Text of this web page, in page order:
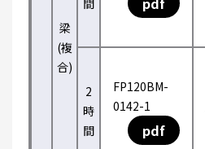
梁
(複
合)
間
2
時
間
FP120BM-
0142-1
pdf